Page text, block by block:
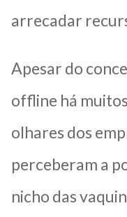
arrecadar
Apesar do
offline há
olhares dos
perceberam a
nicho das